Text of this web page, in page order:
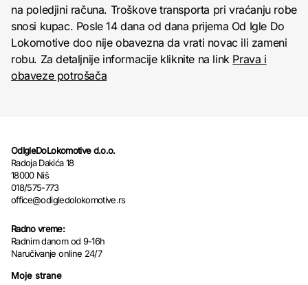
na poledjini računa. Troškove transporta pri vraćanju robe
snosi kupac. Posle 14 dana od dana prijema Od Igle Do
Lokomotive doo nije obavezna da vrati novac ili zameni
robu. Za detaljnije informacije kliknite na link Prava i
obaveze potrošača
OdIgleDoLokomotive d.o.o.
Radoja Dakića 18
18000 Niš
018/575-773
office@odigledolokomotive.rs
Radno vreme:
Radnim danom od 9-16h
Naručivanje online 24/7
Moje strane